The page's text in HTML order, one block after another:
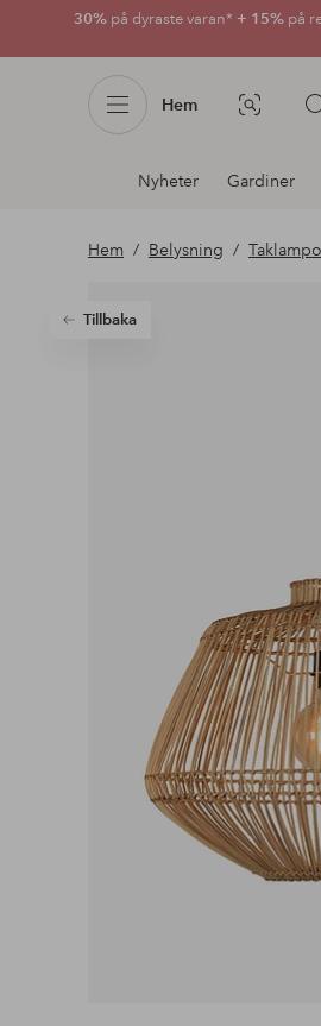
30% på dyraste varan* + 15% på
Hem Bildsök
Avdelnings
navigation
Nyheter Gardiner
Hem Belysning
Tillbaka